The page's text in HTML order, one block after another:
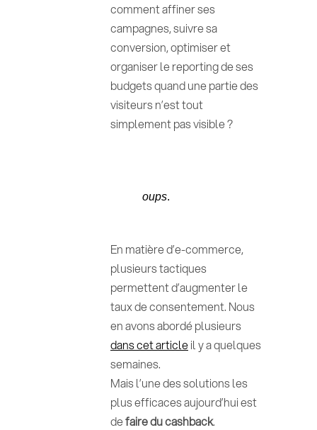
comment affiner ses
campagnes, suivre sa
conversion, optimiser et
organiser le reporting de ses
budgets quand une partie des
visiteurs n’est tout
simplement pas visible ?
oups.
En matière d’e-commerce,
plusieurs tactiques
permettent d’augmenter le
taux de consentement. Nous
en avons abordé plusieurs
dans cet articleil y a quelques
semaines.
Mais l’une des solutions les
plus efficaces aujourd’hui est
defaire du cashback.